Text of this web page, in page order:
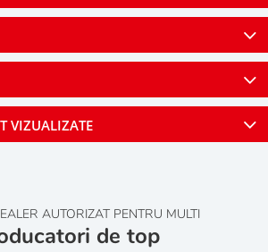
VIZUALIZATE
AUTORIZAT PENTRU MULTI
de top